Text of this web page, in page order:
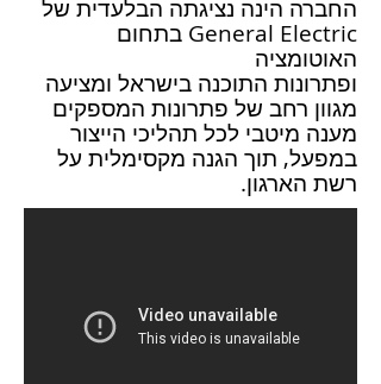
החברה הינה נציגתה הבלעדית של
General Electric בתחום
האוטומציה
ופתרונות התוכנה בישראל ומציעה
מגוון רחב של פתרונות המספקים
מענה מיטבי לכל תהליכי הייצור
במפעל, תוך הגנה מקסימלית על
רשת הארגון.